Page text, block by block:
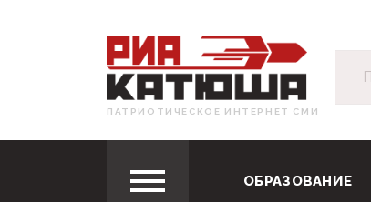
ПАТРИОТИЧЕСКОЕ ИНТЕРНЕТ СМИ
ОБРАЗОВАНИЕ